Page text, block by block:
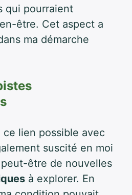
qui pourraient
être. Cet aspect a
ma démarche
lien possible avec
suscité en moi
peut-être de nouvelles
à explorer. En